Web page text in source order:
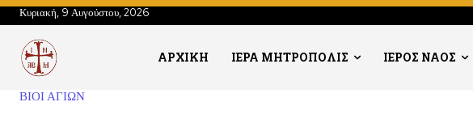
Κυριακή, 9 Αυγούστου, 2026
ΑΡΧΙΚΗ ΙΕΡΑ ΜΗΤΡΟΠΟΛΙΣ ΙΕΡΟΣ ΝΑΟΣ
ΒΙΟΙ ΑΓΙΩΝ